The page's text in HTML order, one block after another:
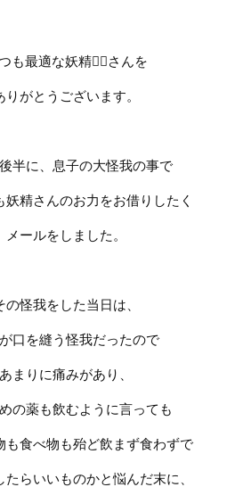
も最適な妖精🧚‍♀️さんを
りがとうございます。
半に、息子の大怪我の事で
妖精さんのお力をお借りしたく
メールをしました。
の怪我をした当日は、
口を縫う怪我だったので
あまりに痛みがあり、
の薬も飲むように言っても
も食べ物も殆ど飲まず食わずで
たらいいものかと悩んだ末に、